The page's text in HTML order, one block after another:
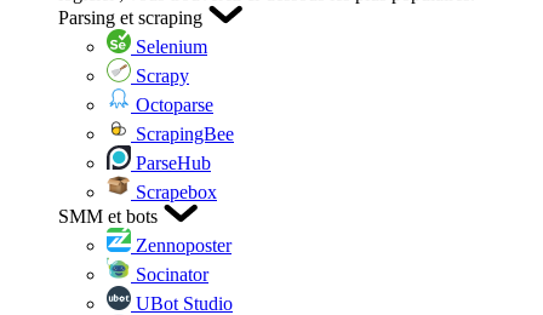
Parsing et scraping
Selenium
Scrapy
Octoparse
ScrapingBee
ParseHub
Scrapebox
SMM et bots
Zennoposter
Socinator
UBot Studio